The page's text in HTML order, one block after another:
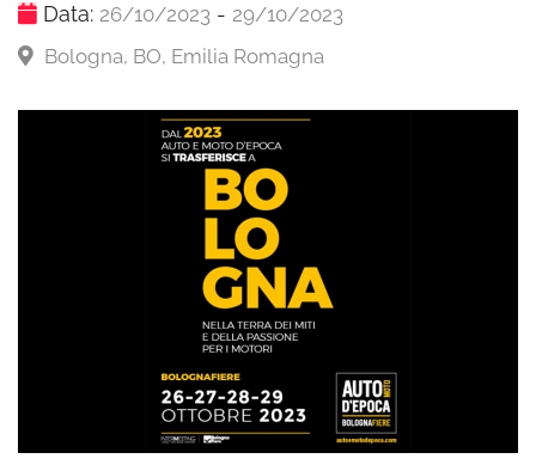
Data: 26/10/2023 - 29/10/2023
Bologna, BO, Emilia Romagna